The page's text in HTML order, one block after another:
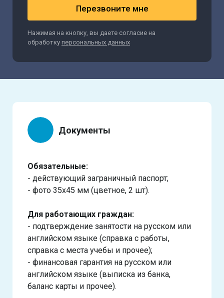
Перезвоните мне
Нажимая на кнопку, вы даете согласие на
обработку персональных данных
Документы
Обязательные:
- действующий заграничный паспорт;
- фото 35х45 мм (цветное, 2 шт).
Для работающих граждан:
- подтверждение занятости на русском или
английском языке (справка с работы,
справка с места учебы и прочее);
- финансовая гарантия на русском или
английском языке (выписка из банка,
баланс карты и прочее).